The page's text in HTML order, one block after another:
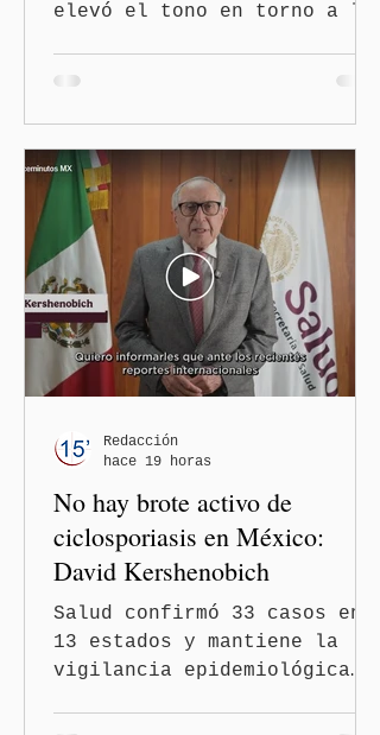
elevó el tono en torno a la
Bojalil y Elvia Graciela
"Grace" Palomares Ramírez,
al considerar que los
comentarios que emitieron
en el podcast "DesCasadas"
contra las personas adultas
mayores no pueden
justificarse como una
simple opinión o una broma.
No hay brote activo de
ciclosporiasis en México:
David Kershenobich
Salud confirmó 33 casos en
13 estados y mantiene la
vigilancia epidemiológica
Redacción
hace 19 horas